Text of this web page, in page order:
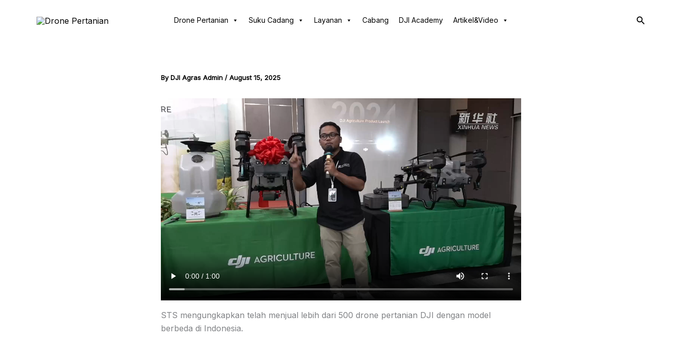
Drone Pertanian Suku Cadang Layanan Cabang DJI Academy Artikel&Video Search
ByDJI Agras Admin / August 15, 2025
STS mengungkapkan telah menjual lebih dari 500 drone pertanian DJI dengan model
berbeda di Indonesia.